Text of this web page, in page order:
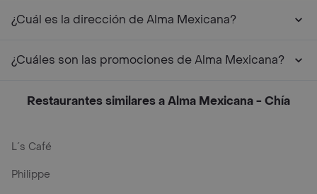
¿Cuál es la dirección de Alma Mexicana?
¿Cuáles son las promociones de Alma Mexicana?
Restaurantes similares a Alma Mexicana - Chía
L´s Café
Philippe